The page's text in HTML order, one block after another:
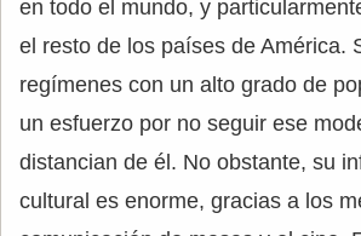
en todo el mundo, y
el resto de los países de América.
regímenes con un alto grado de
un esfuerzo por no seguir ese
distancian de él. No obstante, su
cultural es enorme, gracias a los